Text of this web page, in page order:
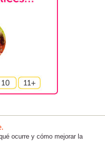
ocurre y cómo mejorar la